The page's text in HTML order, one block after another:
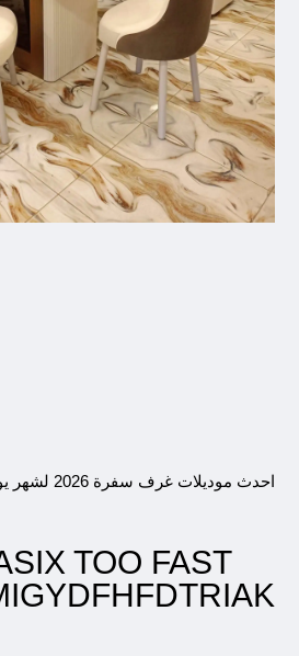
احدث موديلات غرف سفرة 2026 لشهر يوليو
TOO FAST